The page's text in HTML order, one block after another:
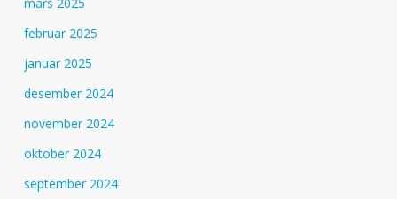
februar 2025
januar 2025
desember 2024
november 2024
oktober 2024
september 2024